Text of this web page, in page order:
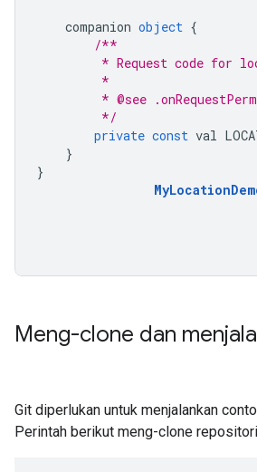
companion object {
/**
* Request code for
*
* @see
*/
private const val
}
}
Meng-clone dan
Git diperlukan untuk menjalankan
Perintah berikut meng-clone